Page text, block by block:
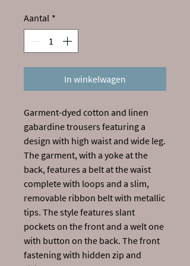
Aantal *
In winkelwagen
Garment-dyed cotton and linen
gabardine trousers featuring a
design with high waist and wide leg.
The garment, with a yoke at the
back, features a belt at the waist
complete with loops and a slim,
removable ribbon belt with metallic
tips. The style features slant
pockets on the front and a welt one
with button on the back. The front
fastening with hidden zip and